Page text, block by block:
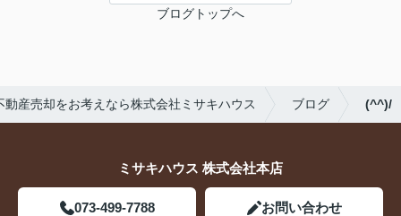
ブログトップへ
動産売却をお考えなら株式会社ミサキハウス ブログ (^^)/
ミサキハウス 株式会社本店
073-499-7788 お問い合わせ